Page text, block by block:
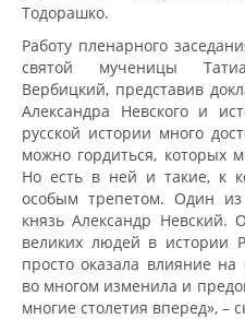
Тодорашко.
Работу пленарного
святой мученицы
Вербицкий, представив
Александра Невского и
русской истории много
можно гордиться,
Но есть в ней и такие, к
особым трепетом. Один
князь Александр Невский.
великих людей в истории
просто оказала влияние
во многом изменила и
многие столетия вперед», –